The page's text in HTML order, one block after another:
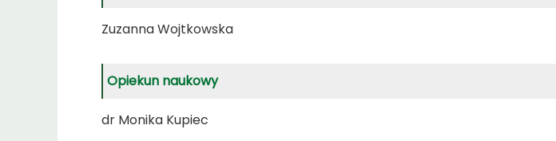
Zuzanna Wojtkowska
Opiekun naukowy
dr Monika Kupiec